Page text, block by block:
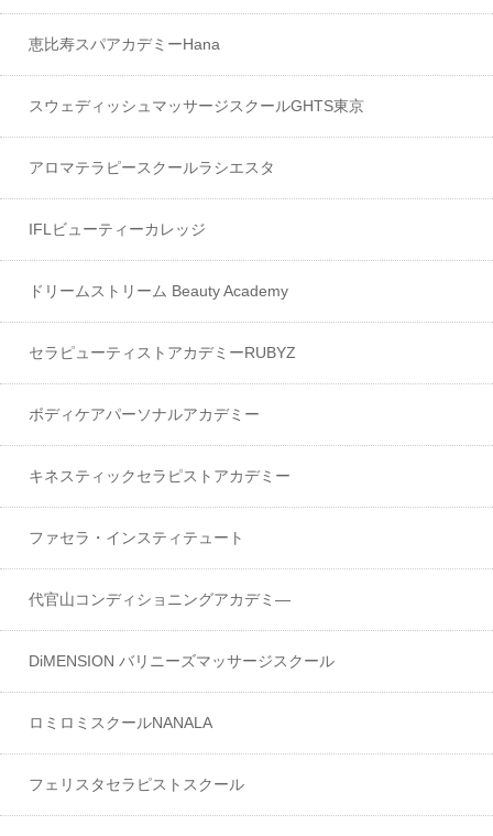
恵比寿スパアカデミーHana
スウェディッシュマッサージスクールGHTS東京
アロマテラピースクールラシエスタ
IFLビューティーカレッジ
ドリームストリーム Beauty Academy
セラピューティストアカデミーRUBYZ
ボディケアパーソナルアカデミー
キネスティックセラピストアカデミー
ファセラ・インスティテュート
代官山コンディショニングアカデミ―
DiMENSION バリニーズマッサージスクール
ロミロミスクールNANALA
フェリスタセラピストスクール